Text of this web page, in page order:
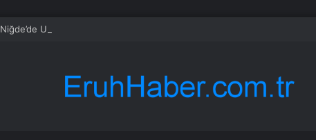
Niğde’de Uyuşturucu Operasyonu: 2 Şüpheli Tutuklandı